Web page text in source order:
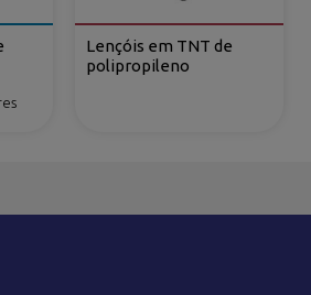
Lençóis em TNT de
polipropileno